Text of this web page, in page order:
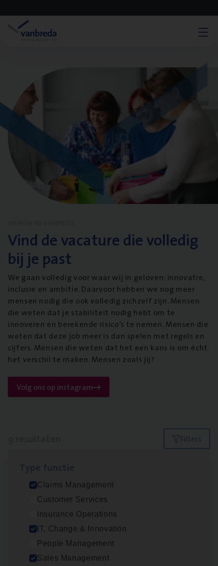
Vind de vacature die volledig
bij je past
We gaan volledig voor waar wij in geloven: innovatie,
inclusie en ambitie. Daarvoor hebben we nog meer
mensen nodig die ook volledig zichzelf zijn. Mensen
die weten dat je stabiliteit nodig hebt om te
innoveren en berekende risico’s te nemen. Mensen die
weten dat deze job meer is dan spelen met regels en
cijfers. Mensen die weten dat het een kans is om écht
het verschil te maken. Mensen zoals jij?
Volg ons op instagram
Filters
Claims Management
Customer Services
Insurance Operations
IT, Change & Innovation
People Management
Sales Management
(Agi­le)ITPro­ject Manager
IT, Change & Innovation
Antwerpen
Busi­ness Mana­ger Mari­ne Cargo